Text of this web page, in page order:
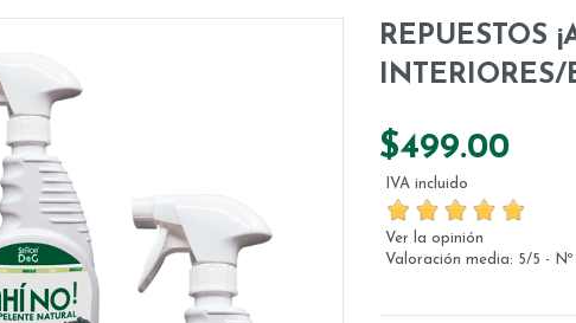
REPUESTOS
$499.00
IVA incluido
Ver la opinión
Valoración media: 5/5 -